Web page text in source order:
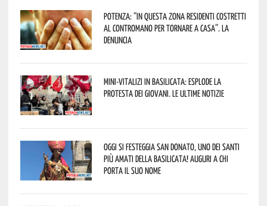
Potenza: “In questa zona residenti costretti
al contromano per tornare a casa”. La
denuncia
Mini-vitalizi in Basilicata: esplode la
protesta dei giovani. Le ultime notizie
Oggi si festeggia San Donato, uno dei Santi
più amati della Basilicata! Auguri a chi
porta il suo nome